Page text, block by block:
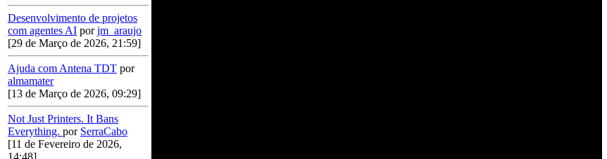
Desenvolvimento de projetos
com agentes AI porjm_araujo
[29 de Março de 2026, 21:59]
Ajuda com Antena TDT por
almamater
[13 de Março de 2026, 09:29]
Not Just Printers. It Bans
Everything. por SerraCabo
[11 de Fevereiro de 2026,